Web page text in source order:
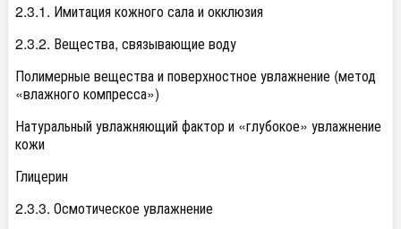
2.3.1. Имитация кожного сала и окклюзия
2.3.2. Вещества, связывающие воду
Полимерные вещества и поверхностное увлажнение (метод
«влажного компресса»)
Натуральный увлажняющий фактор и «глубокое» увлажнение
кожи
Глицерин
2.3.3. Осмотическое увлажнение